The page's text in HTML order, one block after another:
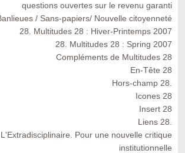
questions ouvertes sur le revenu garanti
/ Sans-papiers/ Nouvelle citoyenneté
28. Multitudes 28 : Hiver-Printemps 2007
28. Multitudes 28 : Spring 2007
Compléments de Multitudes 28
En-Tête 28
Hors-champ 28.
Icones 28
Insert 28
Liens 28.
Pour une nouvelle critique
institutionnelle